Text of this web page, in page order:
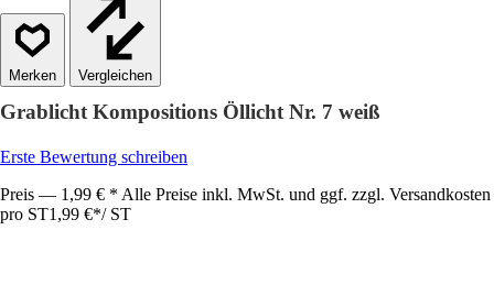
Vergleichen
Grablicht Kompositions Öllicht Nr. 7 weiß
Erste Bewertung schreiben
Preis — 1,99 € * Alle Preise inkl. MwSt. und ggf. zzgl. Versandkosten
pro ST1,99 €*/ ST